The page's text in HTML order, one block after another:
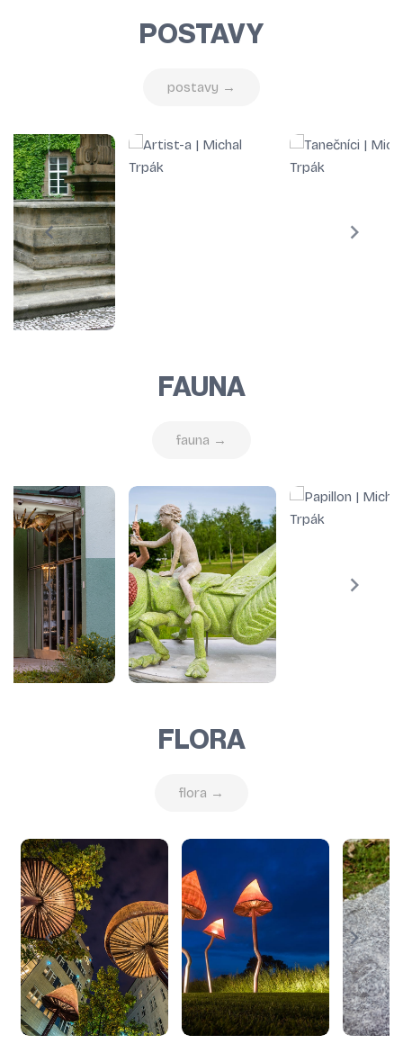
POSTAVY
postavy →
FAUNA
fauna →
FLORA
flora →